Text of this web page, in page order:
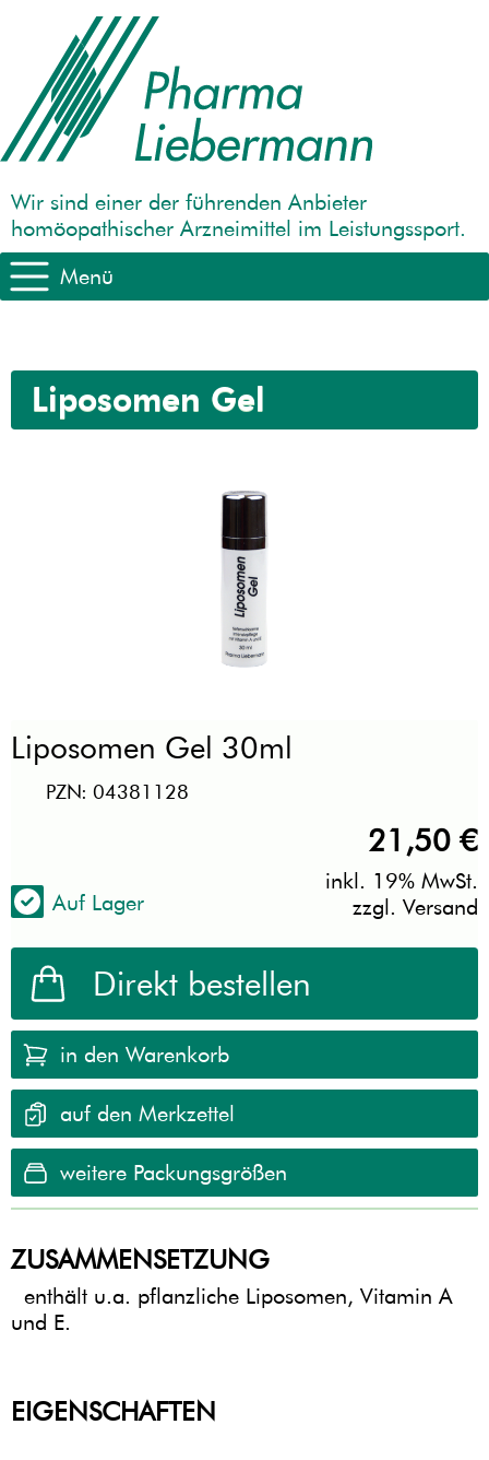
Wir sind einer der führenden Anbieter
homöopathischer Arzneimittel im Leistungssport.
Menü
Liposomen Gel
Liposomen Gel 30ml
PZN: 04381128
21,50 €
inkl. 19% MwSt.
zzgl. Versand
Auf Lager
weitere Packungsgrößen
ZUSAMMENSETZUNG
enthält u.a. pflanzliche Liposomen, Vitamin A
und E.
EIGENSCHAFTEN